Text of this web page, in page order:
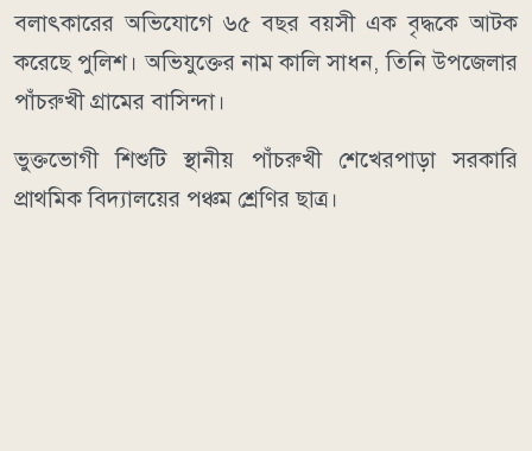
বলাৎকারের অভিযোগে ৬৫ বছর বয়সী এক বৃদ্ধকে আটক
করেছে পুলিশ। অভিযুক্তের নাম কালি সাধন, তিনি উপজেলার
পাঁচরুখী গ্রামের বাসিন্দা।
ভুক্তভোগী শিশুটি স্থানীয় পাঁচরুখী শেখেরপাড়া সরকারি
প্রাথমিক বিদ্যালয়ের পঞ্চম শ্রেণির ছাত্র।